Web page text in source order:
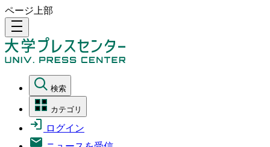
ページ上部
density_medium
検索
カテゴリ
ログイン